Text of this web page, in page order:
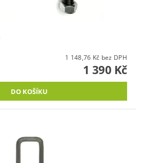
1 148,76 Kč bez DPH
1 390 Kč